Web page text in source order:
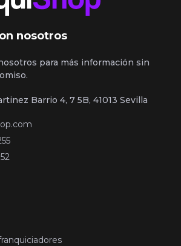
nosotros
para más información sin
Barrio 4, 7 5B, 41013 Sevilla